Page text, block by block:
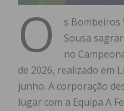
O
s Bombeiros
Sousa
no
de 2026, realizado em
junho. A corporação
lugar com a Equipa A